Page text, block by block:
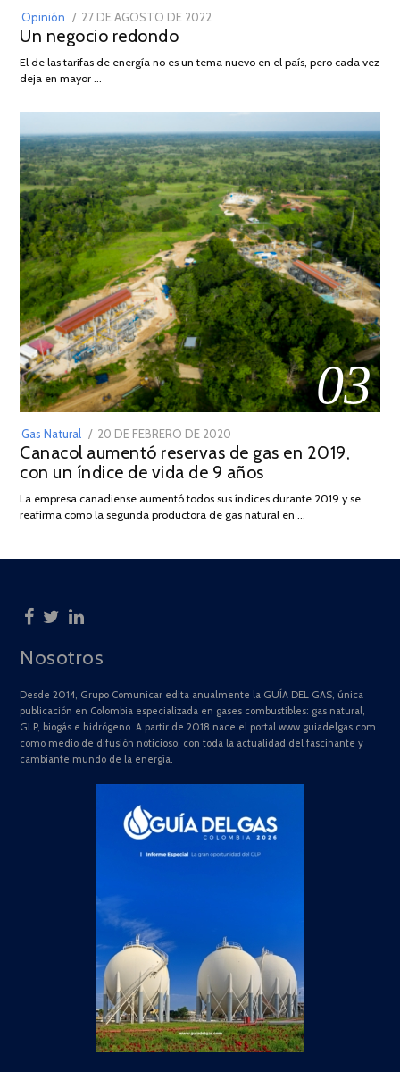
Opinión
POSTED
ON
27 DE AGOSTO DE 2022
DE
Un negocio redondo
El de las tarifas de energía no es un tema nuevo en el país, pero cada vez
deja en mayor …
03
Gas Natural
POSTED
ON
20 DE FEBRERO DE 2020
DE
JULIO
2025
Canacol aumentó reservas de gas en 2019,
con un índice de vida de 9 años
La empresa canadiense aumentó todos sus índices durante 2019 y se
reafirma como la segunda productora de gas natural en …
Nosotros
Desde 2014, Grupo Comunicar edita anualmente la GUÍA DEL GAS, única
publicación en Colombia especializada en gases combustibles: gas natural,
GLP, biogás e hidrógeno. A partir de 2018 nace el portal www.guiadelgas.com
como medio de difusión noticioso, con toda la actualidad del fascinante y
cambiante mundo de la energía.